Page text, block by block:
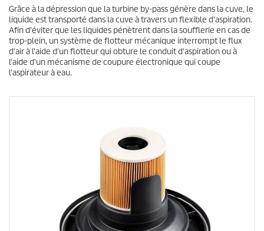
Grâce à la dépression que la turbine by-pass génère dans la cuve, le
liquide est transporté dans la cuve à travers un flexible d'aspiration.
Afin d'éviter que les liquides pénètrent dans la soufflerie en cas de
trop-plein, un système de flotteur mécanique interrompt le flux
d'air à l'aide d'un flotteur qui obture le conduit d'aspiration ou à
l'aide d'un mécanisme de coupure électronique qui coupe
l'aspirateur à eau.